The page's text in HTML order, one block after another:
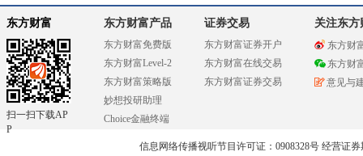
东方财富
扫一扫下载AP
P
东方财富产品
东方财富免费版
东方财富Level-2
东方财富策略版
妙想投研助理
Choice金融终端
证券交易
东方财富证券开户
东方财富在线交易
东方财富证券交易
关注东方
东方财
东方财
意见与
信息网络传播视听节目许可证：0908328号 经营证